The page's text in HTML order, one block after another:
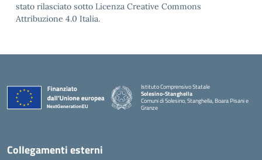
stato rilasciato sotto Licenza Creative Commons
Attribuzione 4.0 Italia.
Istituto Comprensivo Statale
Solesino-Stanghella
Comuni di Solesino, Stanghella, Boara Pisani e
Granze
Collegamenti esterni